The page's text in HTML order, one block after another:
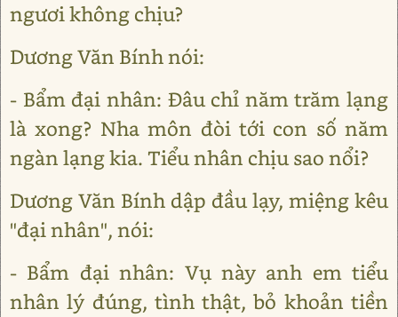
ngươi không chịu?
Dương Văn Bính nói:
- Bẩm đại nhân: Đâu chỉ năm trăm lạng
là xong? Nha môn đòi tới con số năm
ngàn lạng kia. Tiểu nhân chịu sao nổi?
Dương Văn Bính dập đầu lạy, miệng kêu
"đại nhân", nói:
- Bẩm đại nhân: Vụ này anh em tiểu
nhân lý đúng, tình thật, bỏ khoản tiền